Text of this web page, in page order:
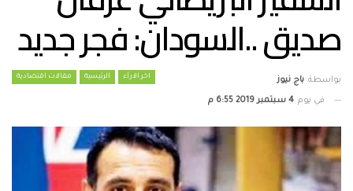
صديق ..السودان: فجر جديد
اخر الارأء الرئيسية مقالات اقتصادية بواسطة باج نيوز
في يوم 4 سبتمبر 2019 6:55 م